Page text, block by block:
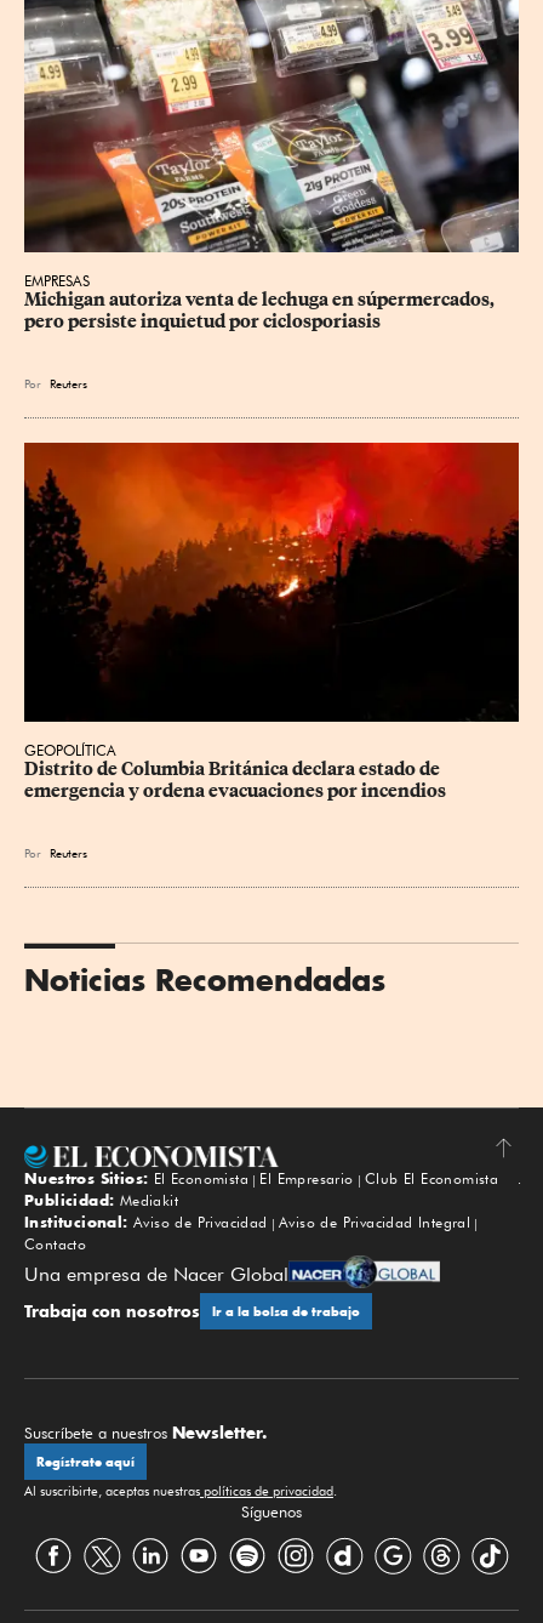
EMPRESAS
Michigan autoriza venta de lechuga en súpermercados,
pero persiste inquietud por ciclosporiasis
Por Reuters
GEOPOLÍTICA
Distrito de Columbia Británica declara estado de
emergencia y ordena evacuaciones por incendios
Por Reuters
Noticias Recomendadas
Subir
Nuestros Sitios: El Economista El Empresario
Club El Economista
Publicidad: Mediakit
Institucional: Aviso de Privacidad
Aviso de Privacidad Integral
Contacto
Una empresa de Nacer Global
Trabaja con nosotros Ir a la bolsa de trabajo
Suscríbete a nuestros Newsletter.
Regístrate aquí
Al suscribirte, aceptas nuestras políticas de privacidad.
Síguenos